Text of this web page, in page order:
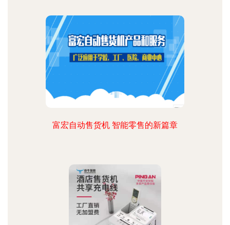
富宏自动售货机 智能零售的新篇章